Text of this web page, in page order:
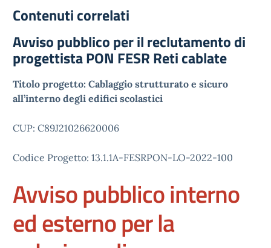
Contenuti correlati
Avviso pubblico per il reclutamento di
progettista PON FESR Reti cablate
Titolo progetto: Cablaggio strutturato e sicuro
all’interno degli edifici scolastici
CUP: C89J21026620006
Codice Progetto: 13.1.1A-FESRPON-LO-2022-100
Avviso pubblico interno
ed esterno per la